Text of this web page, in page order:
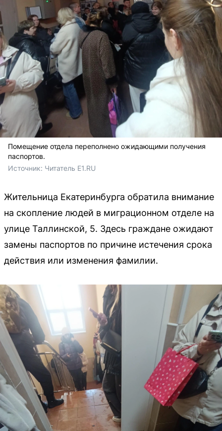
Помещение отдела переполнено ожидающими получения
паспортов.
Источник: Читатель E1.RU
Жительница Екатеринбурга обратила внимание
на скопление людей в миграционном отделе на
улице Таллинской, 5. Здесь граждане ожидают
замены паспортов по причине истечения срока
действия или изменения фамилии.